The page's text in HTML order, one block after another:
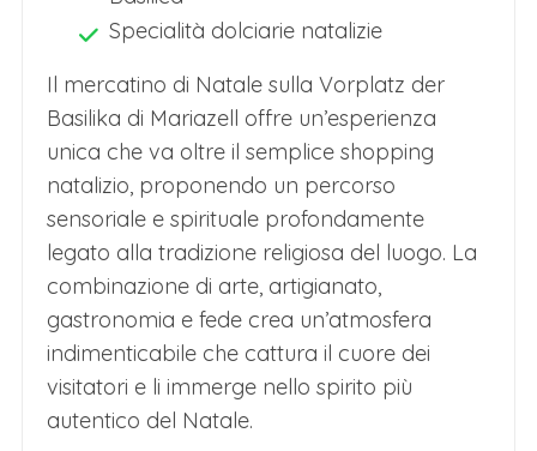
Specialità dolciarie natalizie
Il mercatino di Natale sulla Vorplatz der
Basilika di Mariazell offre un’esperienza
unica che va oltre il semplice shopping
natalizio, proponendo un percorso
sensoriale e spirituale profondamente
legato alla tradizione religiosa del luogo. La
combinazione di arte, artigianato,
gastronomia e fede crea un’atmosfera
indimenticabile che cattura il cuore dei
visitatori e li immerge nello spirito più
autentico del Natale.